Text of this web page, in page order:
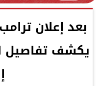
بعد إعلان
يكشف تفاصيل